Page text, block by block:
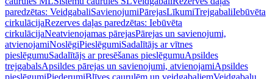
paredzētas: VeidgabaliSavienojumiPārejasLīkumiTrejgabaliIebūvēta
cirkulācijaRezerves daļas paredzētas: Iebūvēta
cirkulācijaNeatvienojamas pārejasPārejas un savienojumi,
atvienojamiNoslēgiPieslēgumiSadalītājs ar vītnes
pieslēgumuSadalītājs ar presēšanas pieslēgumuApsildes
trejgabalsApsildes pārejas un savienojumi, atvienojamiApsildes
pieslēgumiPiederumiBlīves caurulēm un veidgabaliemVeidgabalu